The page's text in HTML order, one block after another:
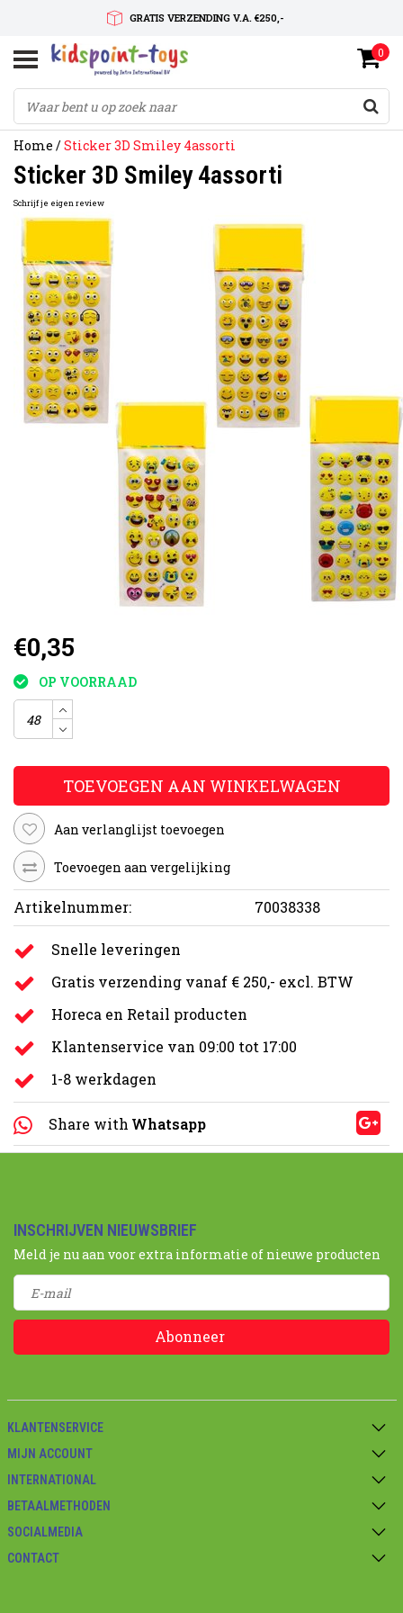
GRATIS VERZENDING V.A. €250,-
SNELLE LEVERTIJD
SERVICE OP MAAT
0
Home /Sticker 3D Smiley 4assorti
Sticker 3D Smiley 4assorti
Schrijf je eigen review
€0,35
OP VOORRAAD
TOEVOEGEN AAN WINKELWAGEN
Aan verlanglijst toevoegen
Toevoegen aan vergelijking
Artikelnummer: 70038338
Snelle leveringen
Gratis verzending vanaf € 250,- excl. BTW
Horeca en Retail producten
Klantenservice van 09:00 tot 17:00
1-8 werkdagen
Share with Whatsapp
INSCHRIJVEN NIEUWSBRIEF
Meld je nu aan voor extra informatie of nieuwe producten
Abonneer
KLANTENSERVICE
MIJN ACCOUNT
INTERNATIONAL
BETAALMETHODEN
SOCIALMEDIA
CONTACT